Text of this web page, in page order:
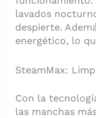
lavados
despierte.
energético, lo
SteamMax:
Con la
las manchas